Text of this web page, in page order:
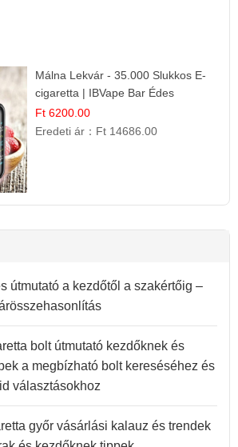
Málna Lekvár - 35.000 Slukkos E-
cigaretta | IBVape Bar Édes
Gyümölcs Íz
Ft 6200.00
Eredeti ár： Ft 14686.00
útmutató a kezdőtől a szakértőig –
bolt útmutató kezdőknek és
a megbízható bolt kereséséhez és
választásokhoz
győr vásárlási kalauz és trendek